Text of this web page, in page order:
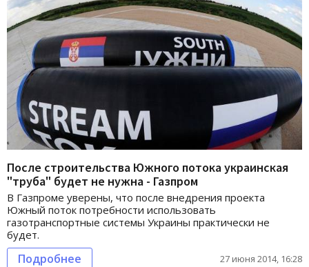
После строительства Южного потока украинская
"труба" будет не нужна - Газпром
В Газпроме уверены, что после внедрения проекта
Южный поток потребности использовать
газотранспортные системы Украины практически не
будет.
Подробнее 27 июня 2014, 16:28